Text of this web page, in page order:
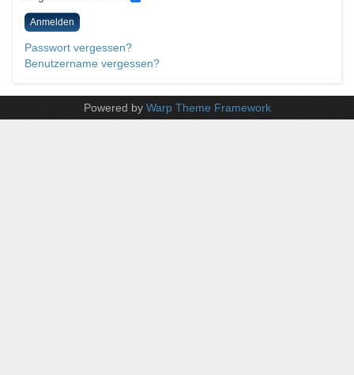
Anmelden
Passwort vergessen?
Benutzername vergessen?
Powered by Warp Theme Framework